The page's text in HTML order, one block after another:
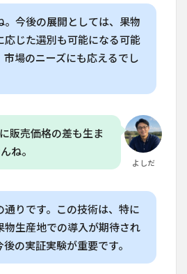
。今後の展開としては、果物
応じた選別も可能になる可能
市場のニーズにも応えるでし
よしだ
販売価格の差も生ま
ね。
通りです。この技術は、特に
物生産地での導入が期待され
後の実証実験が重要です。